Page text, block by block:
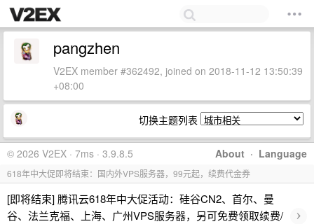
pangzhen
V2EX member #362492, joined on 2018-11-12 13:50:39
+08:00
切换主题列表
About · Language
© 2026 V2EX · 7ms · 3.9.8.5
618年中大促即将结束：国内外VPS服务器，99元起，续费代金券
[即将结束] 腾讯云618年中大促活动：硅谷CN2、首尔、曼
谷、法兰克福、上海、广州VPS服务器，另可免费领取续费/
›